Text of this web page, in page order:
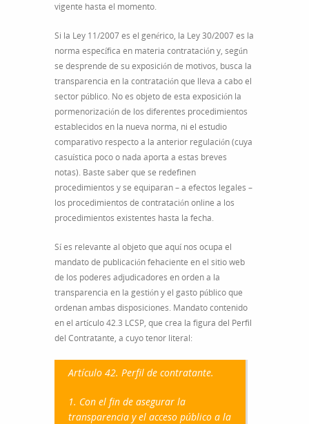
vigente hasta el momento.
Si la Ley 11/2007 es el genérico, la Ley 30/2007 es la
norma específica en materia contratación y, según
se desprende de su exposición de motivos, busca la
transparencia en la contratación que lleva a cabo el
sector público. No es objeto de esta exposición la
pormenorización de los diferentes procedimientos
establecidos en la nueva norma, ni el estudio
comparativo respecto a la anterior regulación (cuya
casuística poco o nada aporta a estas breves
notas). Baste saber que se redefinen
procedimientos y se equiparan – a efectos legales –
los procedimientos de contratación online a los
procedimientos existentes hasta la fecha.
Sí es relevante al objeto que aquí nos ocupa el
mandato de publicación fehaciente en el sitio web
de los poderes adjudicadores en orden a la
transparencia en la gestión y el gasto público que
ordenan ambas disposiciones. Mandato contenido
en el artículo 42.3 LCSP, que crea la figura del Perfil
del Contratante, a cuyo tenor literal:
Artículo 42. Perfil de contratante.
1. Con el fin de asegurar la
transparencia y el acceso público a la